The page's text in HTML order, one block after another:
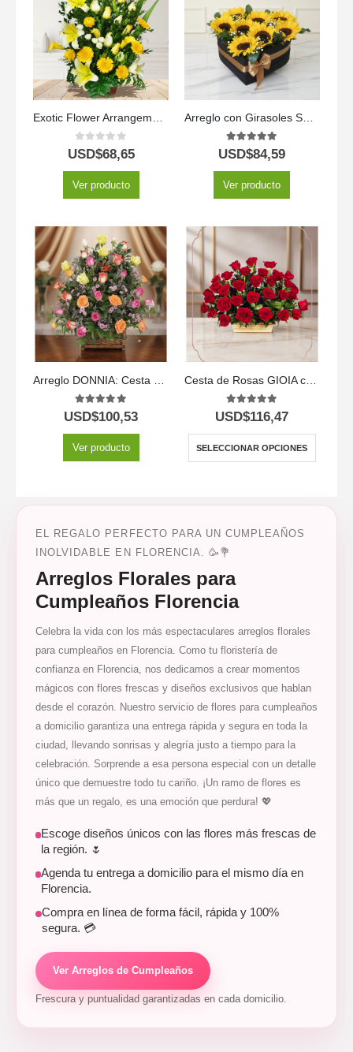
Exotic Flower Arrangement Amaretto
0out of 5
USD$68,65
Ver producto
Arreglo con Girasoles Soleil 🌻☀️ — Luz y Alegría en Cada Flor
5.00out of 5
USD$84,59
Ver producto
5.00out of 5
USD$100,53
Ver producto
5.00out of 5
USD$116,47
SELECCIONAR OPCIONES
EL REGALO PERFECTO PARA UN CUMPLEAÑOS
INOLVIDABLE EN FLORENCIA. 🥳💐
Arreglos Florales para
Cumpleaños Florencia
Celebra la vida con los más espectaculares arreglos florales
para cumpleaños en Florencia. Como tu floristería de
confianza en Florencia, nos dedicamos a crear momentos
mágicos con flores frescas y diseños exclusivos que hablan
desde el corazón. Nuestro servicio de flores para cumpleaños
a domicilio garantiza una entrega rápida y segura en toda la
ciudad, llevando sonrisas y alegría justo a tiempo para la
celebración. Sorprende a esa persona especial con un detalle
único que demuestre todo tu cariño. ¡Un ramo de flores es
más que un regalo, es una emoción que perdura! 💖
Escoge diseños únicos con las flores más frescas de
la región. 🌷
Agenda tu entrega a domicilio para el mismo día en
Florencia.
Compra en línea de forma fácil, rápida y 100%
segura. 💳
Ver Arreglos de Cumpleaños
Frescura y puntualidad garantizadas en cada domicilio.